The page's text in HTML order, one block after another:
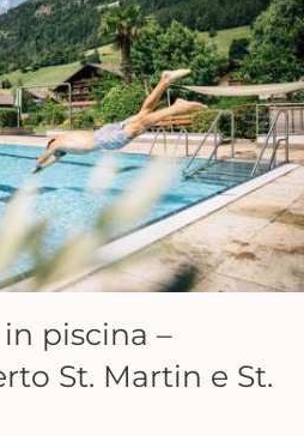
piscina –
St. Martin e St.